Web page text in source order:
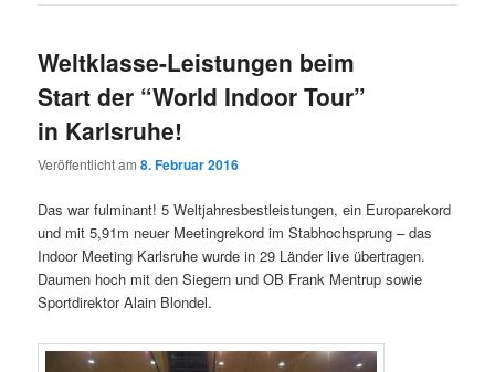
Weltklasse-Leistungen beim
Start der “World Indoor Tour”
in Karlsruhe!
Veröffentlicht am8. Februar 2016
Das war fulminant! 5 Weltjahresbestleistungen, ein Europarekord
und mit 5,91m neuer Meetingrekord im Stabhochsprung – das
Indoor Meeting Karlsruhe wurde in 29 Länder live übertragen.
Daumen hoch mit den Siegern und OB Frank Mentrup sowie
Sportdirektor Alain Blondel.